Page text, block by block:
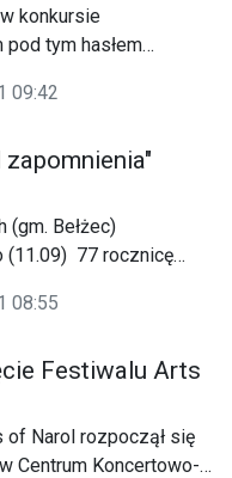
konkursie
tym hasłem
Zamojska im. S.
09:42
zapomnienia"
(gm. Bełżec)
(11.09) 77 rocznicę
08:55
Festiwalu Arts
of Narol rozpoczął się
Centrum Koncertowo-